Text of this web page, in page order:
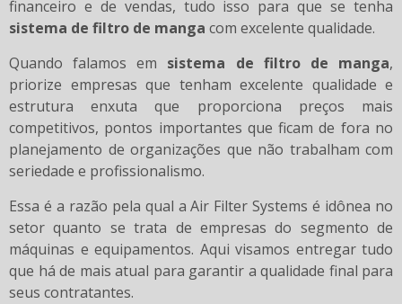
financeiro e de vendas, tudo isso para que se tenha
sistema de filtro de manga com excelente qualidade.
Quando falamos em sistema de filtro de manga,
priorize empresas que tenham excelente qualidade e
estrutura enxuta que proporciona preços mais
competitivos, pontos importantes que ficam de fora no
planejamento de organizações que não trabalham com
seriedade e profissionalismo.
Essa é a razão pela qual a Air Filter Systems é idônea no
setor quanto se trata de empresas do segmento de
máquinas e equipamentos. Aqui visamos entregar tudo
que há de mais atual para garantir a qualidade final para
seus contratantes.